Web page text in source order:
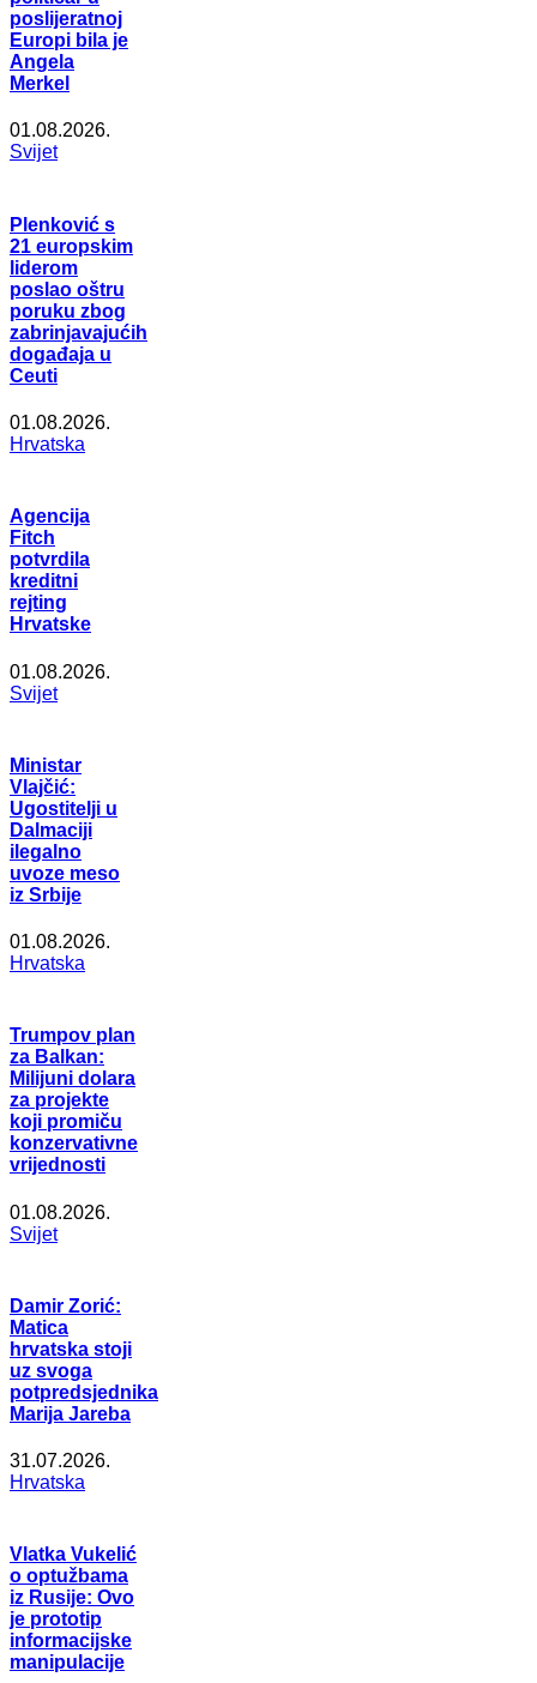
poslijeratnoj
Europi bila je
Angela
Merkel
01.08.2026.
Svijet
Plenković s
21 europskim
liderom
poslao oštru
poruku zbog
zabrinjavajućih
događaja u
Ceuti
01.08.2026.
Hrvatska
Agencija
Fitch
potvrdila
kreditni
rejting
Hrvatske
01.08.2026.
Svijet
Ministar
Vlajčić:
Ugostitelji u
Dalmaciji
ilegalno
uvoze meso
iz Srbije
01.08.2026.
Hrvatska
Trumpov plan
za Balkan:
Milijuni dolara
za projekte
koji promiču
konzervativne
vrijednosti
01.08.2026.
Svijet
Damir Zorić:
Matica
hrvatska stoji
uz svoga
potpredsjednika
Marija Jareba
31.07.2026.
Hrvatska
Vlatka Vukelić
o optužbama
iz Rusije: Ovo
je prototip
informacijske
manipulacije